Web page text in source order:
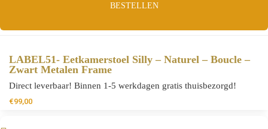
BESTELLEN
LABEL51- Eetkamerstoel Silly – Naturel – Boucle –
Zwart Metalen Frame
Direct leverbaar! Binnen 1-5 werkdagen gratis thuisbezorgd!
€99,00